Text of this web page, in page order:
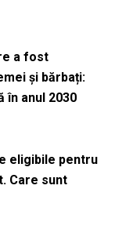
a fost
și bărbați:
în anul 2030
eligibile pentru
Care sunt